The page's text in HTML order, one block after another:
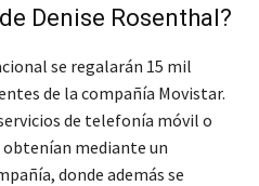
Denise Rosenthal?
se regalarán 15 mil
de la compañía Movistar.
de telefonía móvil o
obtenían mediante un
donde además se